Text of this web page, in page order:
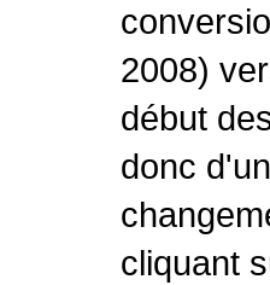
2008)
début
donc
cliquant